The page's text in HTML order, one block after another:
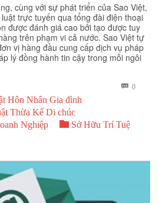
cùng với sự phát triển của Sao Việt,
trực tuyến qua tổng đài điện thoại
được đánh giá cao bởi tạo được tuy
trên phạm vi cả nước. Sao Việt tự
vị hàng đầu cung cấp dịch vụ pháp
lý đồng hành tin cậy trong mỗi ngôi
 0BÌNH
Hôn Nhân Gia đình
Thừa Kế Di chúc
Nghiệp  Sở Hữu Trí Tuệ